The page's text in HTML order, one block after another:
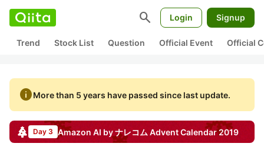
search Login Signup
Trend Stock List Question Official Event Official
infoMore than 5 years have passed since last update.
Day 3 Amazon AI by ナレコム Advent Calendar 2019